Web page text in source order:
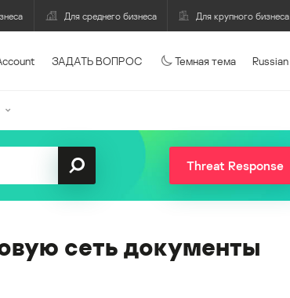
Для среднего бизнеса Для крупного бизнеса
ЗАДАТЬ ВОПРОС Темная тема Russian
Threat Response
сеть документы